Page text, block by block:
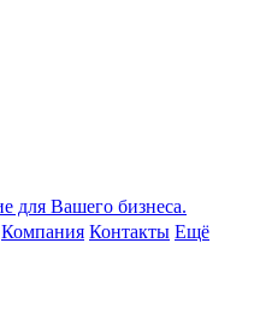
Компания Контакты Ещё